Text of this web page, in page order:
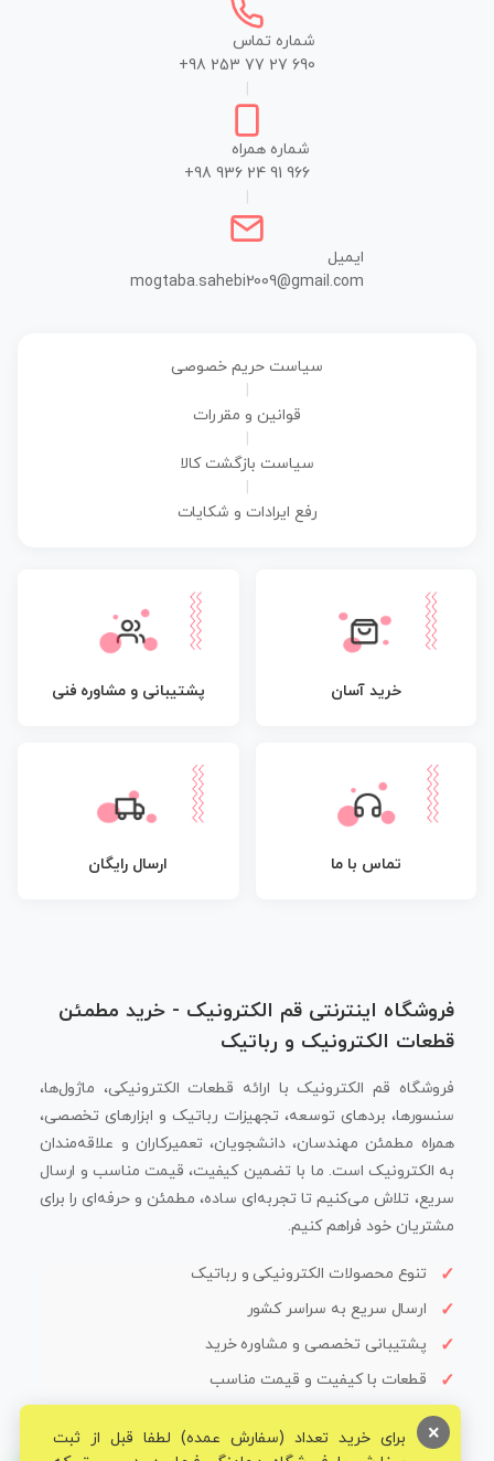
شماره تماس
+98 253 77 27 690
شماره همراه
+98 936 24 91 966
ایمیل
mogtaba.sahebi2009@gmail.com
سیاست حریم خصوصی
قوانین و مقررات
سیاست بازگشت کالا
رفع ایرادات و شکایات
خرید آسان پشتیبانی و مشاوره فنی
تماس با ما ارسال رایگان
فروشگاه اینترنتی قم الکترونیک - خرید مطمئن
قطعات الکترونیک و رباتیک
فروشگاه قم الکترونیک با ارائه قطعات الکترونیکی، ماژول‌ها،
سنسورها، بردهای توسعه، تجهیزات رباتیک و ابزارهای تخصصی،
همراه مطمئن مهندسان، دانشجویان، تعمیرکاران و علاقه‌مندان
به الکترونیک است. ما با تضمین کیفیت، قیمت مناسب و ارسال
سریع، تلاش می‌کنیم تا تجربه‌ای ساده، مطمئن و حرفه‌ای را برای
مشتریان خود فراهم کنیم.
تنوع محصولات الکترونیکی و رباتیک
ارسال سریع به سراسر کشور
پشتیبانی تخصصی و مشاوره خرید
قطعات با کیفیت و قیمت مناسب
برای خرید تعداد (سفارش عمده) لطفا قبل از ثبت
×